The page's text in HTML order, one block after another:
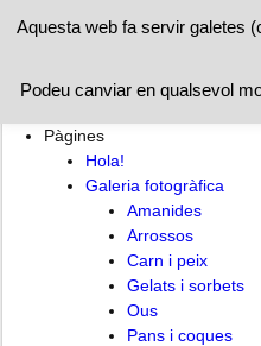
Hola! Cuina per a
Pàgines
Hola!
Galeria fotogràfica
Amanides
Arrossos
Carn i peix
Gelats i sorbets
Ous
Pans i coques
Aquesta web fa servir galetes
Podeu canviar en qualsevol